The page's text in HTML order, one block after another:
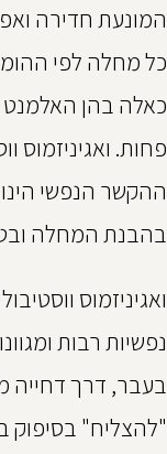
המונעת חדירה
כל מחלה לפי
כאלה בהן האלמנט
פחות. ואגיניזמוס
ההקשר הנפשי
בהבנת המחלה
ואגיניזמוס
נפשיות רבות
בעבר, דרך דחייה
"להצליח" בסיפוק